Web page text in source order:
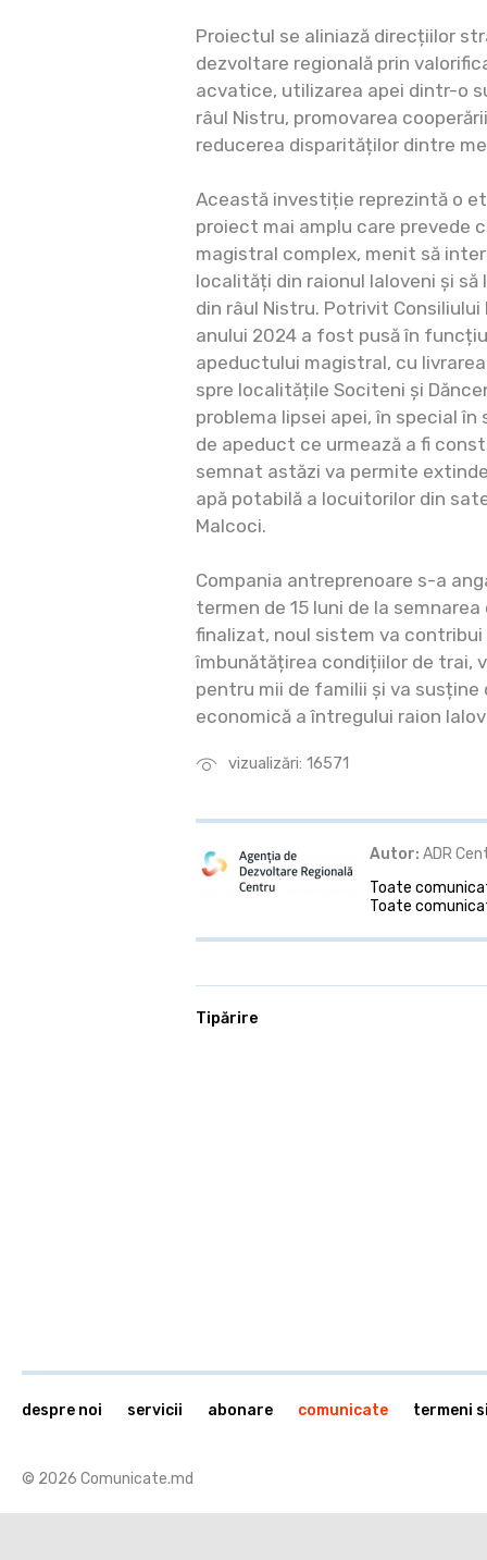
vizualizări: 16571
Proiectul se aliniază direcțiilor
dezvoltare regională prin
acvatice, utilizarea apei dintr-o
râul Nistru, promovarea
reducerea disparităților dintre
Această investiție reprezintă o
proiect mai amplu care prevede
magistral complex, menit să
localități din raionul Ialoveni și să
din râul Nistru. Potrivit Consiliului
anului 2024 a fost pusă în
apeductului magistral, cu
spre localitățile Sociteni și
problema lipsei apei, în special
de apeduct ce urmează a fi
semnat astăzi va permite
apă potabilă a locuitorilor din
Malcoci.
Compania antreprenoare s-a
termen de 15 luni de la
finalizat, noul sistem va
îmbunătățirea condițiilor de trai,
pentru mii de familii și va
economică a întregului raion
Autor: ADR
Toate
Toate
Tipărire
© 2026 Comunicate.md
despre noi servicii abonare comunicate termeni